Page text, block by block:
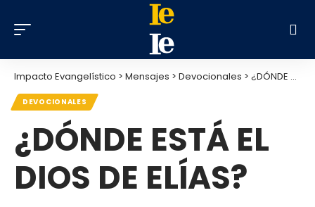
Impacto Evangelístico > Mensajes > Devocionales > ¿DÓNDE ESTÁ EL DIOS DE ELÍAS?
DEVOCIONALES
¿DÓNDE ESTÁ EL
DIOS DE ELÍAS?